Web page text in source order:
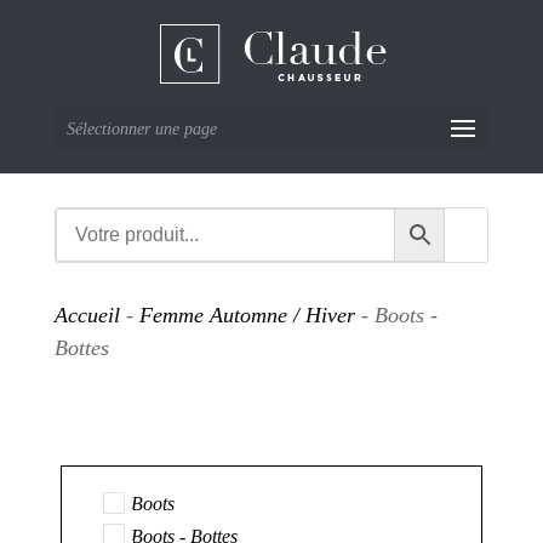
Sélectionner une page
Accueil- Femme Automne / Hiver- Boots -
Bottes
Boots
Boots - Bottes